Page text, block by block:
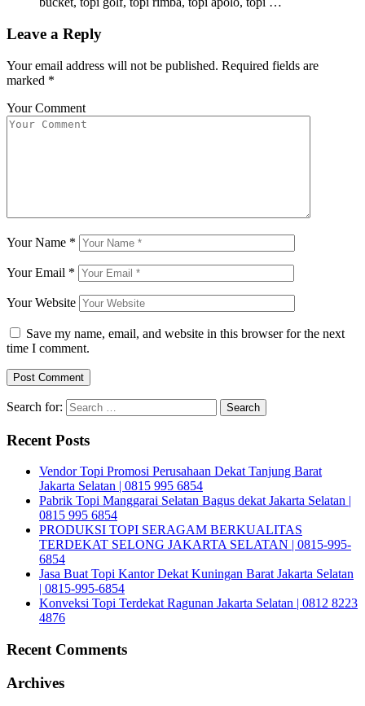
Leave a Reply
Your email address will not be published. Required fields are
marked *
Your Comment
Your Name *
Your Email *
Your Website
Save my name, email, and website in this browser for the next
time I comment.
Search for:
Recent Posts
Vendor Topi Promosi Perusahaan Dekat Tanjung Barat
Jakarta Selatan | 0815 995 6854
Pabrik Topi Manggarai Selatan Bagus dekat Jakarta Selatan |
0815 995 6854
PRODUKSI TOPI SERAGAM BERKUALITAS
TERDEKAT SELONG JAKARTA SELATAN | 0815-995-
6854
Jasa Buat Topi Kantor Dekat Kuningan Barat Jakarta Selatan
| 0815-995-6854
Konveksi Topi Terdekat Ragunan Jakarta Selatan | 0812 8223
4876
Recent Comments
Archives